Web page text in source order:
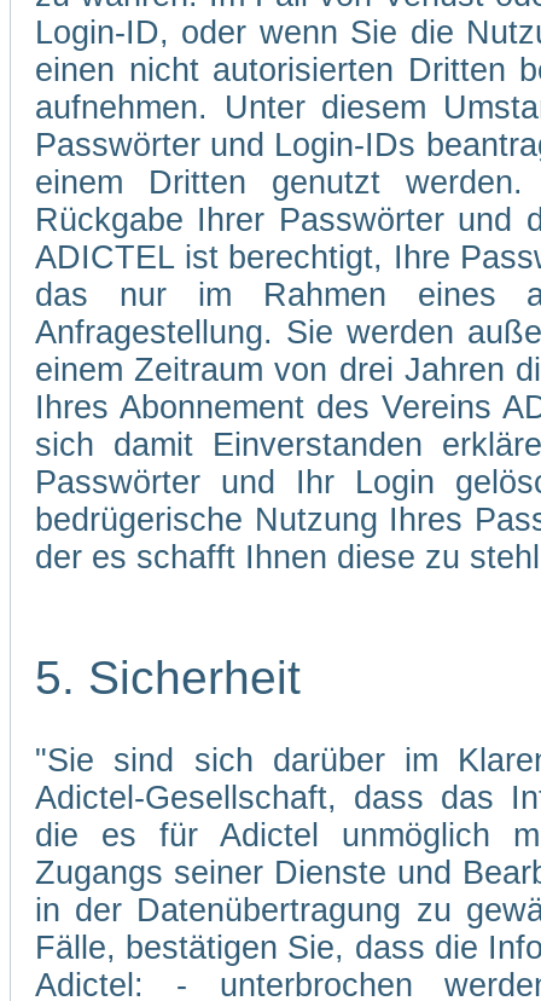
Login-ID, oder wenn Sie die
einen nicht autorisierten Dritten
aufnehmen. Unter diesem
Passwörter und Login-IDs
einem Dritten genutzt
Rückgabe Ihrer Passwörter und
ADICTEL ist berechtigt, Ihre
das nur im Rahmen eines
Anfragestellung. Sie werden
einem Zeitraum von drei Jahren
Ihres Abonnement des Vereins
sich damit Einverstanden
Passwörter und Ihr Login
bedrügerische Nutzung Ihres
der es schafft Ihnen diese zu
5. Sicherheit
"Sie sind sich darüber im
Adictel-Gesellschaft, dass das
die es für Adictel unmöglich
Zugangs seiner Dienste und
in der Datenübertragung zu
Fälle, bestätigen Sie, dass die
Adictel: - unterbrochen